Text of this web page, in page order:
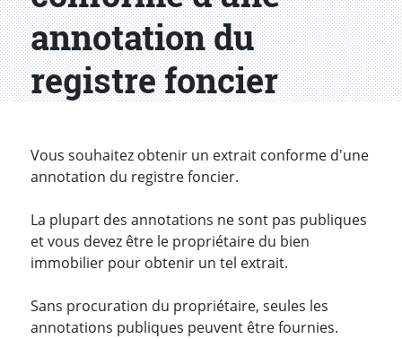
annotation du
registre foncier
Introduction
Vous souhaitez obtenir un extrait conforme d'une
annotation du registre foncier.
La plupart des annotations ne sont pas publiques
et vous devez être le propriétaire du bien
immobilier pour obtenir un tel extrait.
Sans procuration du propriétaire, seules les
annotations publiques peuvent être fournies.